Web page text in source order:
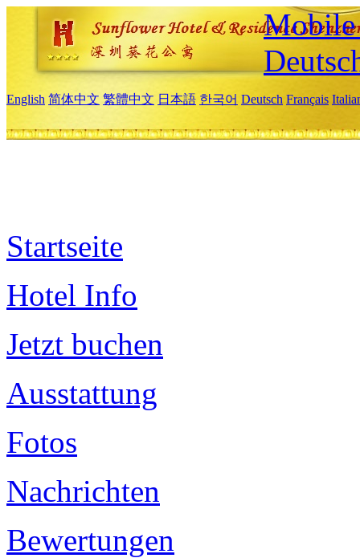
Mobile
English 简体中文 繁體中文 日本語 한국어 Deutsch Français
Startseite
Hotel Info
Jetzt buchen
Ausstattung
Fotos
Nachrichten
Bewertungen